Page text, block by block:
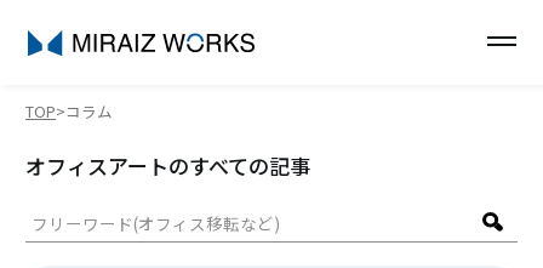
TOP コラム
オフィスアートのすべての記事